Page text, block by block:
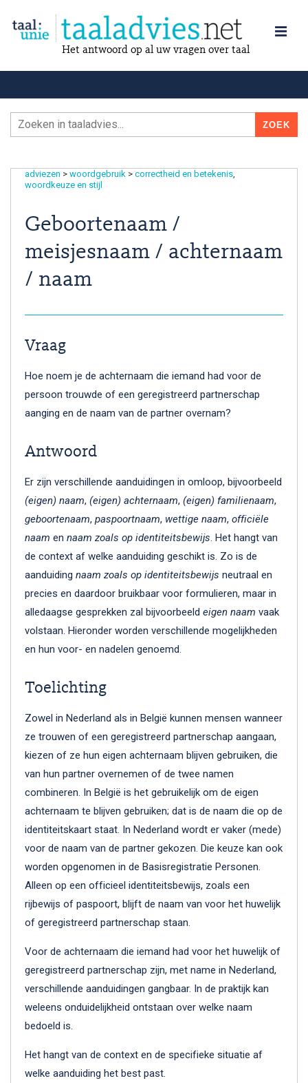
Het antwoord op al uw vragen over taal
adviezen > woordgebruik > correctheid en betekenis
woordkeuze en stijl
Geboortenaam /
meisjesnaam / achternaam
/ naam
Vraag
Hoe noem je de achternaam die iemand had voor de
persoon trouwde of een geregistreerd partnerschap
aanging en de naam van de partner overnam?
Antwoord
Er zijn verschillende aanduidingen in omloop, bijvoorbeeld
(eigen) naam, (eigen) achternaam, (eigen) familienaam,
geboortenaam, paspoortnaam, wettige naam, officiële
naam en naam zoals op identiteitsbewijs. Het hangt van
de context af welke aanduiding geschikt is. Zo is de
aanduiding naam zoals op identiteitsbewijs neutraal en
precies en daardoor bruikbaar voor formulieren, maar in
alledaagse gesprekken zal bijvoorbeeld eigen naam vaak
volstaan. Hieronder worden verschillende mogelijkheden
en hun voor- en nadelen genoemd.
Toelichting
Zowel in Nederland als in België kunnen mensen wanneer
ze trouwen of een geregistreerd partnerschap aangaan,
kiezen of ze hun eigen achternaam blijven gebruiken, die
van hun partner overnemen of de twee namen
combineren. In België is het gebruikelijk om de eigen
achternaam te blijven gebruiken; dat is de naam die op de
identiteitskaart staat. In Nederland wordt er vaker (mede)
voor de naam van de partner gekozen. Die keuze kan ook
worden opgenomen in de Basisregistratie Personen.
Alleen op een officieel identiteitsbewijs, zoals een
rijbewijs of paspoort, blijft de naam van voor het huwelijk
of geregistreerd partnerschap staan.
Voor de achternaam die iemand had voor het huwelijk of
geregistreerd partnerschap zijn, met name in Nederland,
verschillende aanduidingen gangbaar. In de praktijk kan
weleens onduidelijkheid ontstaan over welke naam
bedoeld is.
Het hangt van de context en de specifieke situatie af
welke aanduiding het best past.